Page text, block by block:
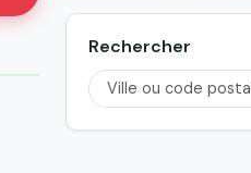
Rechercher